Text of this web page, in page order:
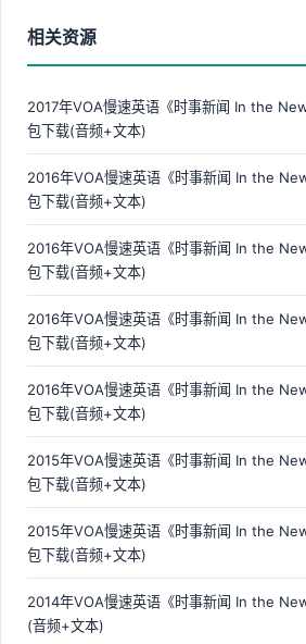
相关资源
2017年VOA慢速英语《时事新闻 In the
包下载(音频+文本)
2016年VOA慢速英语《时事新闻 In the
包下载(音频+文本)
2016年VOA慢速英语《时事新闻 In the
包下载(音频+文本)
2016年VOA慢速英语《时事新闻 In the
包下载(音频+文本)
2016年VOA慢速英语《时事新闻 In the
包下载(音频+文本)
2015年VOA慢速英语《时事新闻 In the
包下载(音频+文本)
2015年VOA慢速英语《时事新闻 In the
包下载(音频+文本)
2014年VOA慢速英语《时事新闻 In the
(音频+文本)